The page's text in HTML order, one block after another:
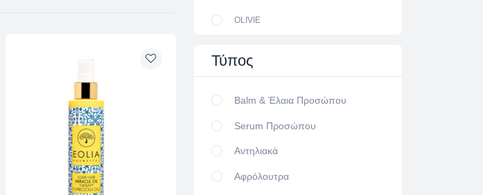
OLIVIE
Τύπος
Balm & Έλαια Προσώπου
Serum Προσώπου
Αντηλιακά
Αφρόλουτρα